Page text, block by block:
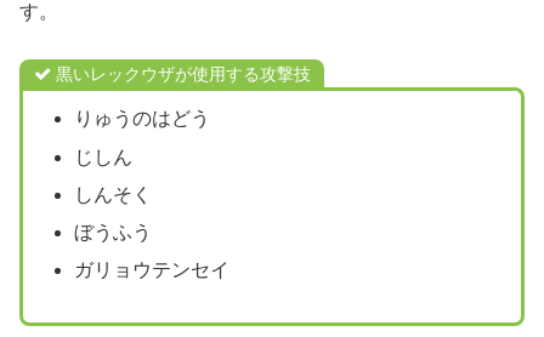
す。
黒いレックウザが使用する攻撃技
りゅうのはどう
じしん
しんそく
ぼうふう
ガリョウテンセイ